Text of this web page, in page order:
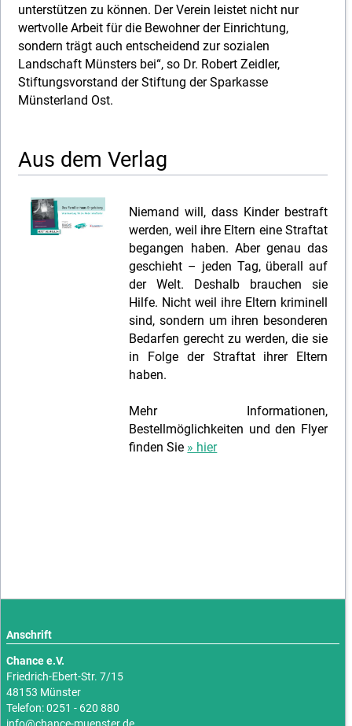
unterstützen zu können. Der Verein leistet nicht nur
wertvolle Arbeit für die Bewohner der Einrichtung,
sondern trägt auch entscheidend zur sozialen
Landschaft Münsters bei“, so Dr. Robert Zeidler,
Stiftungsvorstand der Stiftung der Sparkasse
Münsterland Ost.
Aus dem Verlag
Niemand will, dass Kinder bestraft
werden, weil ihre Eltern eine Straftat
begangen haben. Aber genau das
geschieht – jeden Tag, überall auf
der Welt. Deshalb brauchen sie
Hilfe. Nicht weil ihre Eltern kriminell
sind, sondern um ihren besonderen
Bedarfen gerecht zu werden, die sie
in Folge der Straftat ihrer Eltern
haben.
Mehr Informationen,
Bestellmöglichkeiten und den Flyer
finden Sie » hier
Anschrift
Chance e.V.
Friedrich-Ebert-Str. 7/15
48153 Münster
Telefon: 0251 - 620 880